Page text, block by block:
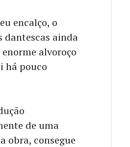
encalço, o
dantescas ainda
alvoroço
há pouco
de uma
obra, consegue